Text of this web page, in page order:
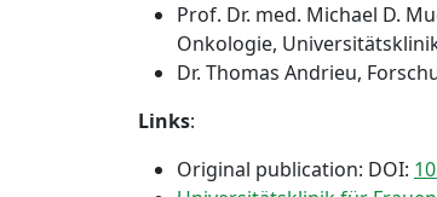
Prof. Dr. med. Michael D.
Onkologie,
Dr. Thomas Andrieu,
Links:
Original publication: DOI: